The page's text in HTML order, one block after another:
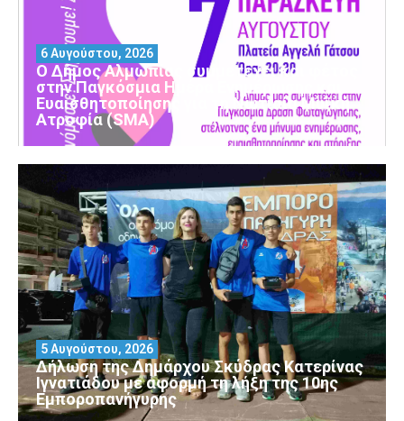
Ο Δήμος Αλμωπίας συμμετέχει και φέτος
στην Παγκόσμια Ημέρα Ενημέρωσης και
Ευαισθητοποίησης για τη Νωτιαία Μυϊκή
Ατροφία (SMA)
6 Αυγούστου, 2026
Δήλωση της Δημάρχου Σκύδρας Κατερίνας
Ιγνατιάδου με αφορμή τη λήξη της 10ης
Εμποροπανήγυρης
5 Αυγούστου, 2026